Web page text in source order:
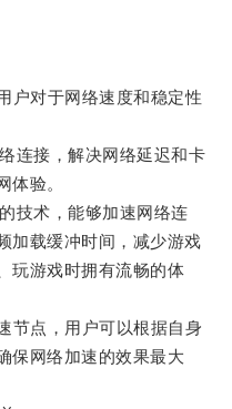
对于网络速度和稳定性
接，解决网络延迟和卡
体验。
术，能够加速网络连
加载缓冲时间，减少游戏
玩游戏时拥有流畅的体
点，用户可以根据自身
保网络加速的效果最大